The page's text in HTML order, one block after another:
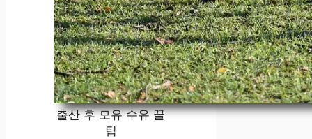
출산 후 모유 수유 꿀
팁